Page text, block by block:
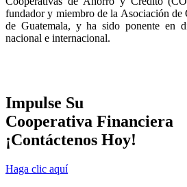
fundador y miembro de la Asociación
de Guatemala, y ha sido ponente en
nacional e internacional.
Impulse Su
Cooperativa Financiera
¡Contáctenos Hoy!
Haga clic aquí